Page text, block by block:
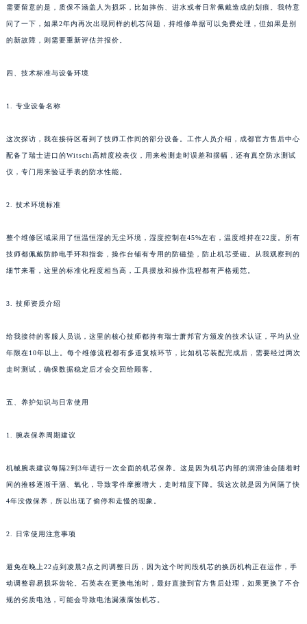
需要留意的是，质保不涵盖人为损坏，比如摔伤、进水或者日常佩戴造成的划痕。我特意
问了一下，如果2年内再次出现同样的机芯问题，持维修单据可以免费处理，但如果是别
的新故障，则需要重新评估并报价。
四、技术标准与设备环境
1. 专业设备名称
这次探访，我在接待区看到了技师工作间的部分设备。工作人员介绍，成都官方售后中心
配备了瑞士进口的Witschi高精度校表仪，用来检测走时误差和摆幅，还有真空防水测试
仪，专门用来验证手表的防水性能。
2. 技术环境标准
整个维修区域采用了恒温恒湿的无尘环境，湿度控制在45%左右，温度维持在22度。所有
技师都佩戴防静电手环和指套，操作台铺有专用的防磁垫，防止机芯受磁。从我观察到的
细节来看，这里的标准化程度相当高，工具摆放和操作流程都有严格规范。
3. 技师资质介绍
给我接待的客服人员说，这里的核心技师都持有瑞士萧邦官方颁发的技术认证，平均从业
年限在10年以上。每个维修流程都有多道复核环节，比如机芯装配完成后，需要经过两次
走时测试，确保数据稳定后才会交回给顾客。
五、养护知识与日常使用
1. 腕表保养周期建议
机械腕表建议每隔2到3年进行一次全面的机芯保养。这是因为机芯内部的润滑油会随着时
间的推移逐渐干涸、氧化，导致零件摩擦增大，走时精度下降。我这次就是因为间隔了快
4年没做保养，所以出现了偷停和走慢的现象。
2. 日常使用注意事项
避免在晚上22点到凌晨2点之间调整日历，因为这个时间段机芯的换历机构正在运作，手
动调整容易损坏齿轮。石英表在更换电池时，最好直接到官方售后处理，如果更换了不合
规的劣质电池，可能会导致电池漏液腐蚀机芯。